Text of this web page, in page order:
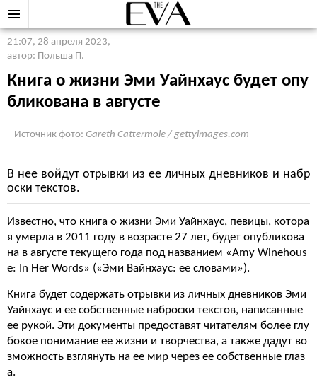
21:07, 28 апреля 2023,
автор: Польша П.
Книга о жизни Эми Уайнхаус будет опу
бликована в августе
Источник фото: Gareth Cattermole / gettyimages.com
В нее войдут отрывки из ее личных дневников и набр
оски текстов.
Известно, что книга о жизни Эми Уайнхаус, певицы, котора
я умерла в 2011 году в возрасте 27 лет, будет опубликова
на в августе текущего года под названием «Amy Winehous
e: In Her Words» («Эми Вайнхаус: ее словами»).
Книга будет содержать отрывки из личных дневников Эми
Уайнхаус и ее собственные наброски текстов, написанные
ее рукой. Эти документы предоставят читателям более глу
бокое понимание ее жизни и творчества, а также дадут во
зможность взглянуть на ее мир через ее собственные глаз
а.